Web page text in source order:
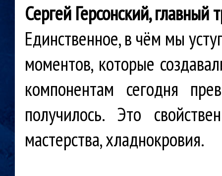
Сергей Герсонский, главный
Единственное, в чём мы
моментов, которые
компонентам сегодня
получилось. Это
мастерства, хладнокровия.